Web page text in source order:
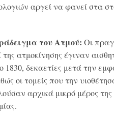
αργεί να φανεί στα
του Ατμού: Οι
ατμοκίνησης έγιναν
1830, δεκαετίες μετά την
οι τομείς που την
αρχικά μικρό μέρος της
.